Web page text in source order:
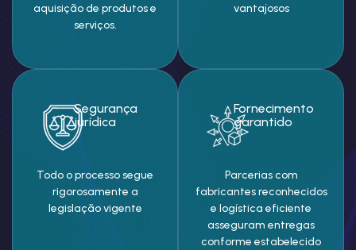
aquisição de produtos e
serviços.
vantajosos
Segurança
jurídica
Todo o processo segue
rigorosamente a
legislação vigente
Fornecimento
garantido
Parcerias com
fabricantes reconhecidos
e logística eficiente
asseguram entregas
conforme estabelecido